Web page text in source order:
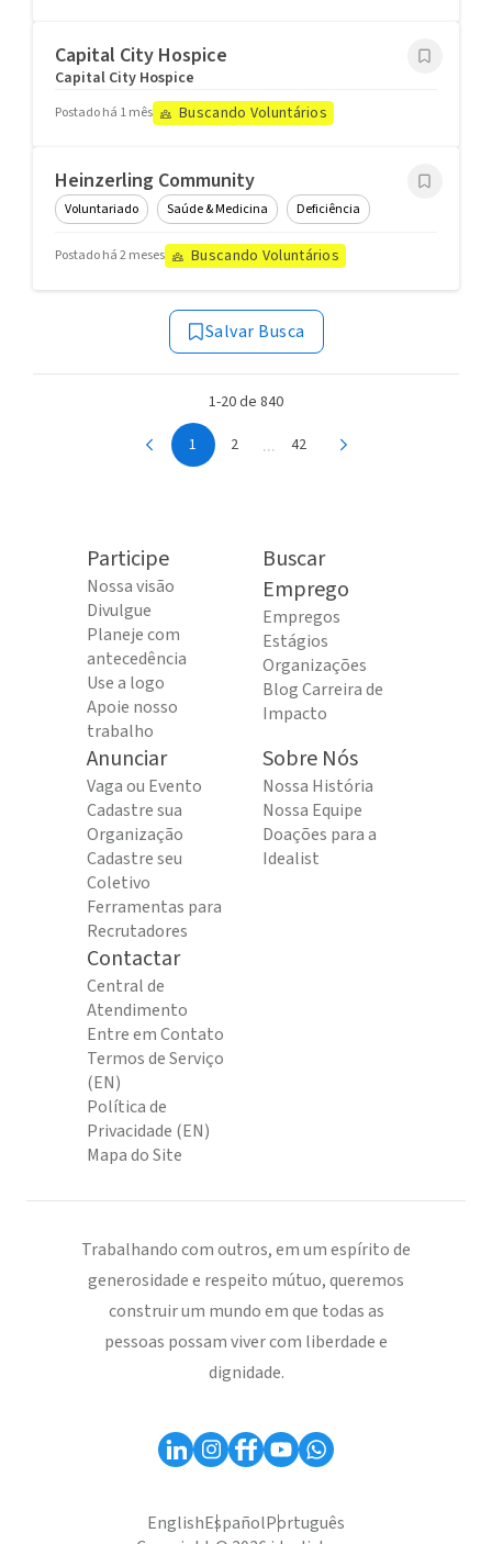
Capital City Hospice
Capital City Hospice
Postado há 1 mês Buscando Voluntários
Heinzerling Community
Voluntariado Saúde & Medicina Deficiência
Postado há 2 meses Buscando Voluntários
Salvar Busca
1-20 de 840
1
2 ... 42
Participe
Nossa visão
Divulgue
Planeje com
antecedência
Use a logo
Apoie nosso
trabalho
Buscar
Emprego
Empregos
Estágios
Organizações
Blog Carreira de
Impacto
Anunciar
Vaga ou Evento
Cadastre sua
Organização
Cadastre seu
Coletivo
Ferramentas para
Recrutadores
Sobre Nós
Nossa História
Nossa Equipe
Doações para a
Idealist
Contactar
Central de
Atendimento
Entre em Contato
Termos de Serviço
(EN)
Política de
Privacidade (EN)
Mapa do Site
Trabalhando com outros, em um espírito de
generosidade e respeito mútuo, queremos
construir um mundo em que todas as
pessoas possam viver com liberdade e
dignidade.
EnglishEspañolPortuguês